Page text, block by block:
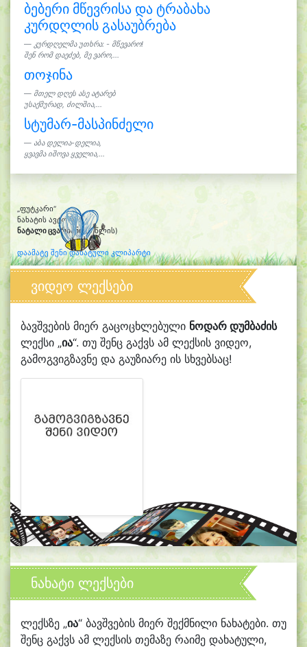
ბებერი მწევრისა და ტრაბახა
კურდღლის გასაუბრება
კურდღელმა უთხრა: - მწევარო!
შენ რომ დაეძებ, მე ვარო,...
თოჯინა
მთელ დღეს ასე ატარებ
უსაქმურად, ძილშია,...
სტუმარ-მასპინძელი
აბა დელია-დელია,
ყვავმა იშოვა ყველია,...
„ფუტკარი“
ნახატის ავტორი:
ნატალი ცვარიანი(6 წლის)
დაამატე შენი დახატული კლიპარტი
ვიდეო ლექსები
ბავშვების მიერ გაცოცხლებული ნოდარ დუმბაძის
ლექსი „ია“. თუ შენც გაქვს ამ ლექსის ვიდეო,
გამოგვიგზავნე და გაუზიარე ის სხვებსაც!
ნახატი ლექსები
ლექსზე „ია“ ბავშვების მიერ შექმნილი ნახატები. თუ
შენც გაქვს ამ ლექსის თემაზე რაიმე დახატული,